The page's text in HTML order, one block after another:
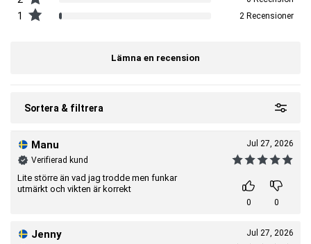
1 2 Recensioner
Lämna en recension
Sortera & filtrera
Manu
Verifierad kund
Lite större än vad jag trodde men funkar
utmärkt och vikten är korrekt
Jul 27, 2026
0 0
Jenny Jul 27, 2026